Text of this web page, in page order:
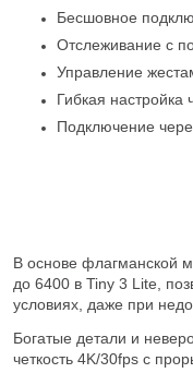
Бесшовное
Отслеживание с
Управление
Гибкая настройка
Подключение
В основе флагманской
до 6400 в Tiny 3 Lite,
условиях, даже при
Богатые детали и
четкость 4K/30fps с